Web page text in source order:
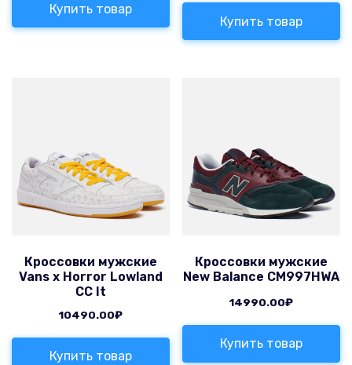
Купить товар
Купить товар
Кроссовки мужские
Vans x Horror Lowland
CC It
10490.00₽
Купить товар
Кроссовки мужские
New Balance CM997HWA
14990.00₽
Купить товар